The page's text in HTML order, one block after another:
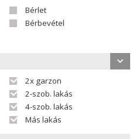
Bérlet
Bérbevétel
2x garzon
2-szob. lakás
4-szob. lakás
Más lakás